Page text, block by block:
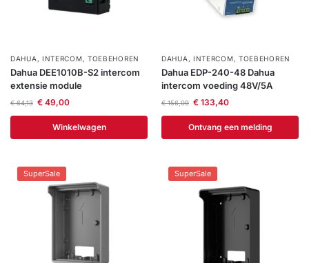
Merken
Outlet
Help &
service
DAHUA , INTERCOM, TOEBEHOREN
Dahua DEE1010B-S2 intercom
extensie module
€64,13 €49,00
Winkelwagen
DAHUA , INTERCOM, TOEBEHOREN
Dahua EDP-240-48 Dahua
intercom voeding 48V/5A
€156,09 €133,40
Ontvang een melding
SuperSale SuperSale